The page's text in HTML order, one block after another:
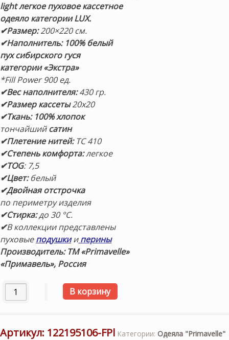
light легкое пуховое кассетное
одеяло категории LUX.
✔Размер:200×220 см.
✔Наполнитель: 100% белый
пух сибирского гуся
категории «Экстра»
*Fill Power 900 ед.
✔Вес наполнителя:430 гр.
✔Размер кассеты20х20
✔Ткань: 100% хлопок
тончайшийсатин
✔Плетение нитей:TC 410
✔Степень комфорта:легкое
✔TOG: 7,5
✔Цвет:белый
✔Двойная отстрочка
по периметру изделия
✔Стирка:до 30 °С.
✔В коллекции представлены
пуховыеподушкииперины
Производитель: ТМ «Primavelle»
«Примавель», Россия
Количество товара «Felicia Premium/Фелиция
В корзину
Артикул: 122195106-FPl Категории: Одеяла "Primavelle"